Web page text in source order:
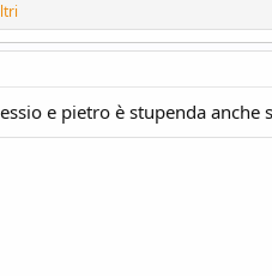
e pietro è stupenda